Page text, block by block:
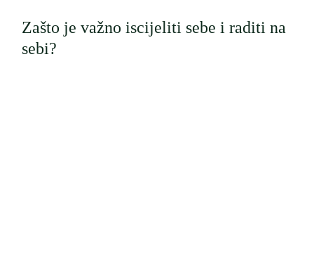
Zašto je važno iscijeliti sebe i raditi na
sebi?